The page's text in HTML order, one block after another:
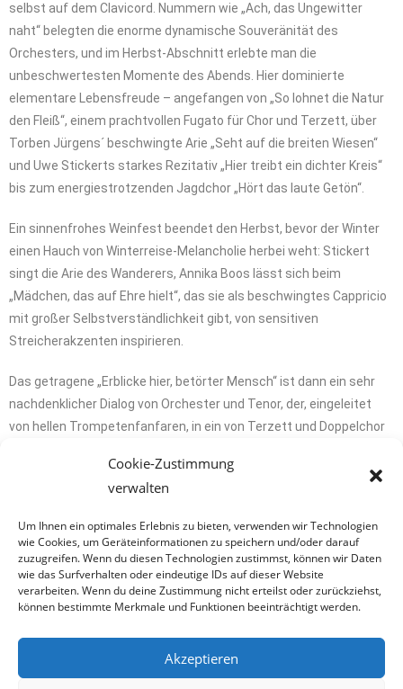
Cookie-Zustimmung
verwalten
Um Ihnen ein optimales Erlebnis zu bieten, verwenden wir Technologien
wie Cookies, um Geräteinformationen zu speichern und/oder darauf
zuzugreifen. Wenn du diesen Technologien zustimmst, können wir Daten
wie das Surfverhalten oder eindeutige IDs auf dieser Website
verarbeiten. Wenn du deine Zustimmung nicht erteilst oder zurückziehst,
können bestimmte Merkmale und Funktionen beeinträchtigt werden.
Akzeptieren
selbst auf dem Clavicord. Nummern wie „Ach, das Ungewitter
naht“ belegten die enorme dynamische Souveränität des
Orchesters, und im Herbst-Abschnitt erlebte man die
unbeschwertesten Momente des Abends. Hier dominierte
elementare Lebensfreude – angefangen von „So lohnet die Natur
den Fleiß“, einem prachtvollen Fugato für Chor und Terzett, über
Torben Jürgens´ beschwingte Arie „Seht auf die breiten Wiesen“
und Uwe Stickerts starkes Rezitativ „Hier treibt ein dichter Kreis“
bis zum energiestrotzenden Jagdchor „Hört das laute Getön“.
Ein sinnenfrohes Weinfest beendet den Herbst, bevor der Winter
einen Hauch von Winterreise-Melancholie herbei weht: Stickert
singt die Arie des Wanderers, Annika Boos lässt sich beim
„Mädchen, das auf Ehre hielt“, das sie als beschwingtes Cappricio
mit großer Selbstverständlichkeit gibt, von sensitiven
Streicherakzenten inspirieren.
Das getragene „Erblicke hier, betörter Mensch“ ist dann ein sehr
nachdenklicher Dialog von Orchester und Tenor, der, eingeleitet
von hellen Trompetenfanfaren, in ein von Terzett und Doppelchor
kaum hätte sein können. Minutenlanger Applaus krönte den
gelungenen Abend.